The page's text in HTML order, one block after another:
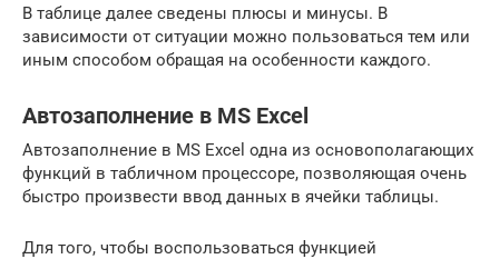
В таблице далее сведены плюсы и минусы. В
зависимости от ситуации можно пользоваться тем или
иным способом обращая на особенности каждого.
Автозаполнение в MS Excel
Автозаполнение в MS Excel одна из основополагающих
функций в табличном процессоре, позволяющая очень
быстро произвести ввод данных в ячейки таблицы.
Для того, чтобы воспользоваться функцией